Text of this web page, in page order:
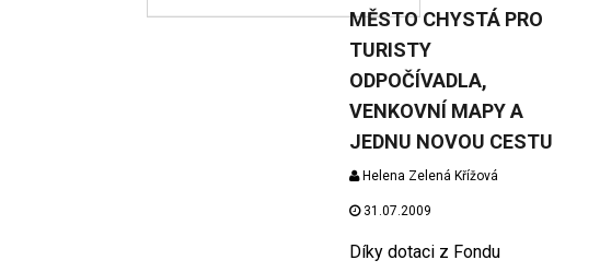
MĚSTO CHYSTÁ PRO
TURISTY
ODPOČÍVADLA,
VENKOVNÍ MAPY A
JEDNU NOVOU CESTU
Helena Zelená Křížová
31.07.2009
Díky dotaci z Fondu